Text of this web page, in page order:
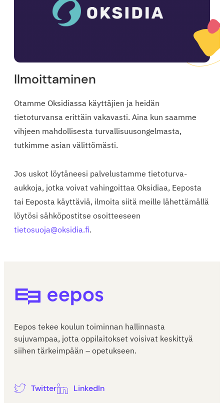
Ilmoittaminen
Otamme Oksidiassa käyttäjien ja heidän
tietoturvansa erittäin vakavasti. Aina kun saamme
vihjeen mahdollisesta turvallisuusongelmasta,
tutkimme asian välittömästi.
Jos uskot löytäneesi palvelustamme tietoturva-
aukkoja, jotka voivat vahingoittaa Oksidiaa, Eeposta
tai Eeposta käyttäviä, ilmoita siitä meille lähettämällä
löytösi sähköpostitse osoitteeseen
tietosuoja@oksidia.fi.
Eepos-oppilaitoshallinta
Eepos tekee koulun toiminnan hallinnasta
sujuvampaa, jotta oppilaitokset voisivat keskittyä
siihen tärkeimpään – opetukseen.
Twitter LinkedIn